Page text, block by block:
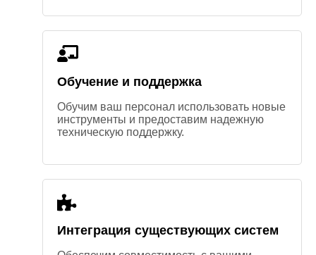
Обучение и поддержка
Обучим ваш персонал использовать новые
инструменты и предоставим надежную
техническую поддержку.
Интеграция существующих систем